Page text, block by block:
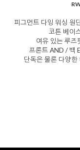
피그먼트 다잉 워싱 원
코튼 베이
여유 있는 루즈
프론트 AND / 백
단독은 물론 다양